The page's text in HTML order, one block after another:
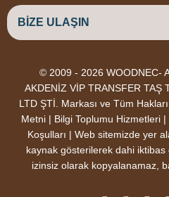
ANASAYFA
ÜRÜNLER
Çeşitlerimiz
Çeşitlerimiz
Kereste
Çeşitlerimiz
Pergole
Ürünler
Deck Montaj
Ahşap
BİZE ULAŞIN
BİZE ULAŞIN
Altınkale mah Osmangazi cad.
ÇALIŞMA
Hafta içi : Haftaiçi
Hafta sonu :
© 2009 - 2026 WOODNEC-
AKDENİZ VİP TRANSFER TAŞ
LTD ŞTİ. Markası ve Tüm
Metni | Bilgi Toplumu Hizmetleri
Koşulları | Web sitemizde yer
kaynak gösterilerek dahi iktibas
izinsiz olarak kopyalanamaz,